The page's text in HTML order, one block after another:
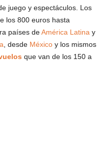
juego y espectáculos. Los
los 800 euros hasta
países deAmérica Latina y
, desde México y los mismos
que van de los 150 a